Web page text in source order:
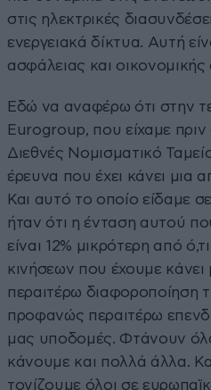
στις ηλεκτρικές
ενεργειακά δίκτυα. Αυτή
ασφάλειας και οικονομικής
Εδώ να αναφέρω ότι στην
Eurogroup, που είχαμε πριν
Διεθνές Νομισματικό
έρευνα που έχει κάνει μια
Και αυτό το οποίο είδαμε
ήταν ότι η ένταση αυτού
είναι 12% μικρότερη από
κινήσεων που έχουμε
περαιτέρω διαφοροποίηση
προφανώς περαιτέρω
μας υποδομές. Φτάνουν
κάνουμε και πολλά άλλα.
τονίζουμε όλοι σε